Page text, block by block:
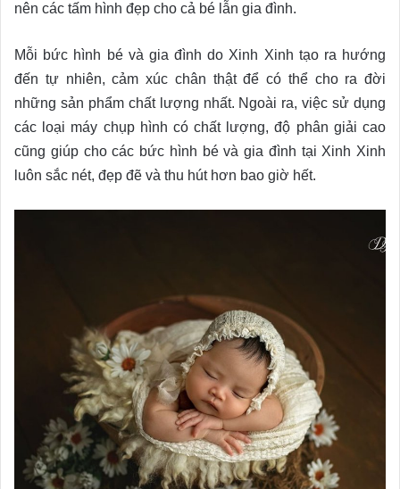
nên các tấm hình đẹp cho cả bé lẫn gia đình.
Mỗi bức hình bé và gia đình do Xinh Xinh tạo ra hướng
đến tự nhiên, cảm xúc chân thật để có thể cho ra đời
những sản phẩm chất lượng nhất. Ngoài ra, việc sử dụng
các loại máy chụp hình có chất lượng, độ phân giải cao
cũng giúp cho các bức hình bé và gia đình tại Xinh Xinh
luôn sắc nét, đẹp đẽ và thu hút hơn bao giờ hết.